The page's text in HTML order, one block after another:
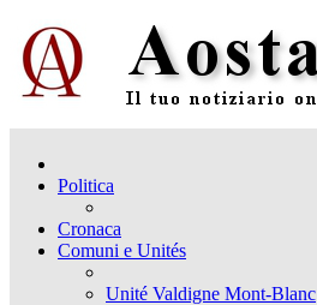
Politica
Cronaca
Comuni e Unités
Unité Valdigne Mont-Blanc